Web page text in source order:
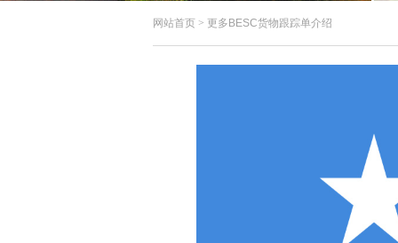
网站首页> 更多BESC货物跟踪单介绍